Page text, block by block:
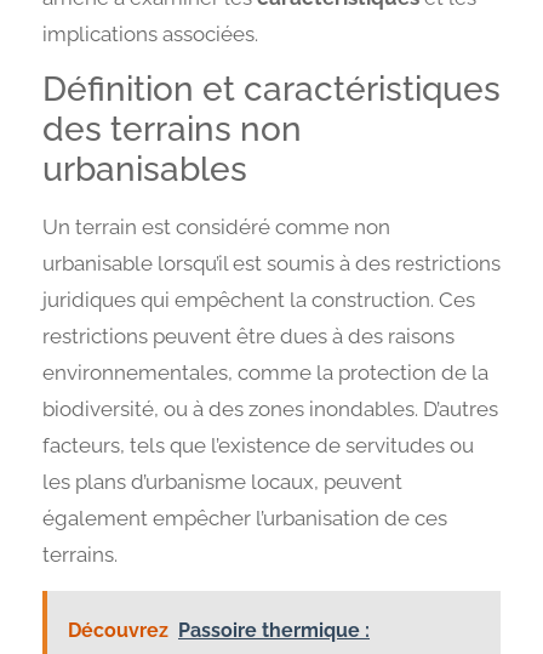
implications associées.
Définition et caractéristiques
des terrains non
urbanisables
Un terrain est considéré comme non
urbanisable lorsqu’il est soumis à des restrictions
juridiques qui empêchent la construction. Ces
restrictions peuvent être dues à des raisons
environnementales, comme la protection de la
biodiversité, ou à des zones inondables. D’autres
facteurs, tels que l’existence de servitudes ou
les plans d’urbanisme locaux, peuvent
également empêcher l’urbanisation de ces
terrains.
Découvrez Passoire thermique :